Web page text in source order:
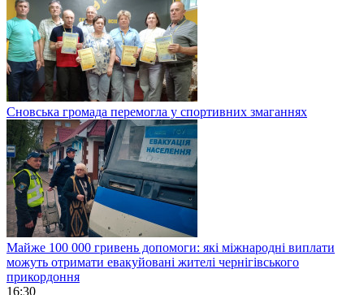
Сновська громада перемогла у спортивних змаганнях
Майже 100 000 гривень допомоги: які міжнародні виплати
можуть отримати евакуйовані жителі чернігівського
прикордоння
16:30